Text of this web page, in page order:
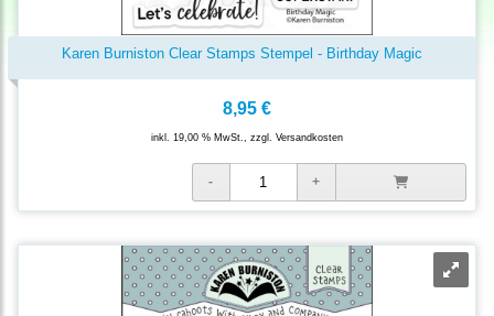
Karen Burniston Clear Stamps Stempel - Birthday Magic
8,95 €
inkl. 19,00 % MwSt., zzgl. Versandkosten